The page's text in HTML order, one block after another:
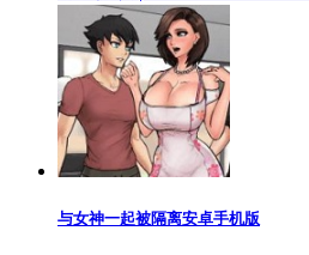
与女神一起被隔离安卓手机版